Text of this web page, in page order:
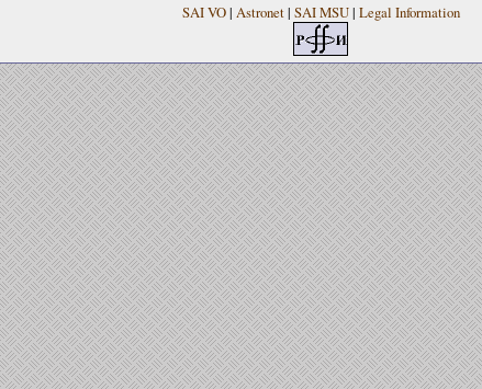
SAI VO| Astronet| SAI MSU| Legal Information